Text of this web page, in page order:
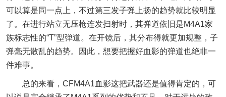
可以算是同一点上，不过第三发子弹上扬的趋势就比较明显
了。在进行站立无压枪连发扫射时，其弹道依旧是M4A1家
族标志性的“T”型弹道。在开镜后，其分布得就更加规整，子
弹毫无散乱的趋势。因此，想要把握好血影的弹道也绝非一
件难事。
总的来看，CFM4A1血影这把武器还是值得肯定的，可